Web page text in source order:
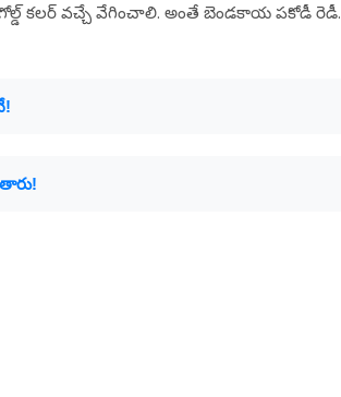
కలర్ వచ్చే వేగించాలి. అంతే బెండకాయ పకోడీ రెడీ.